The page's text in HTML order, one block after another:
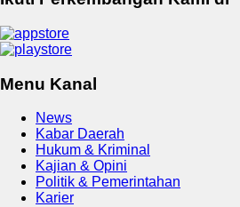
Menu Kanal
News
Kabar Daerah
Hukum & Kriminal
Kajian & Opini
Politik & Pemerintahan
Karier